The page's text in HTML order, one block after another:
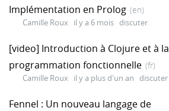
Implémentation en Prolog (en)
Camille Roux il y a 6 mois discuter
[video] Introduction à Clojure et à la
programmation fonctionnelle (fr)
Camille Roux il y a plus d'un an discuter
Fennel : Un nouveau langage de